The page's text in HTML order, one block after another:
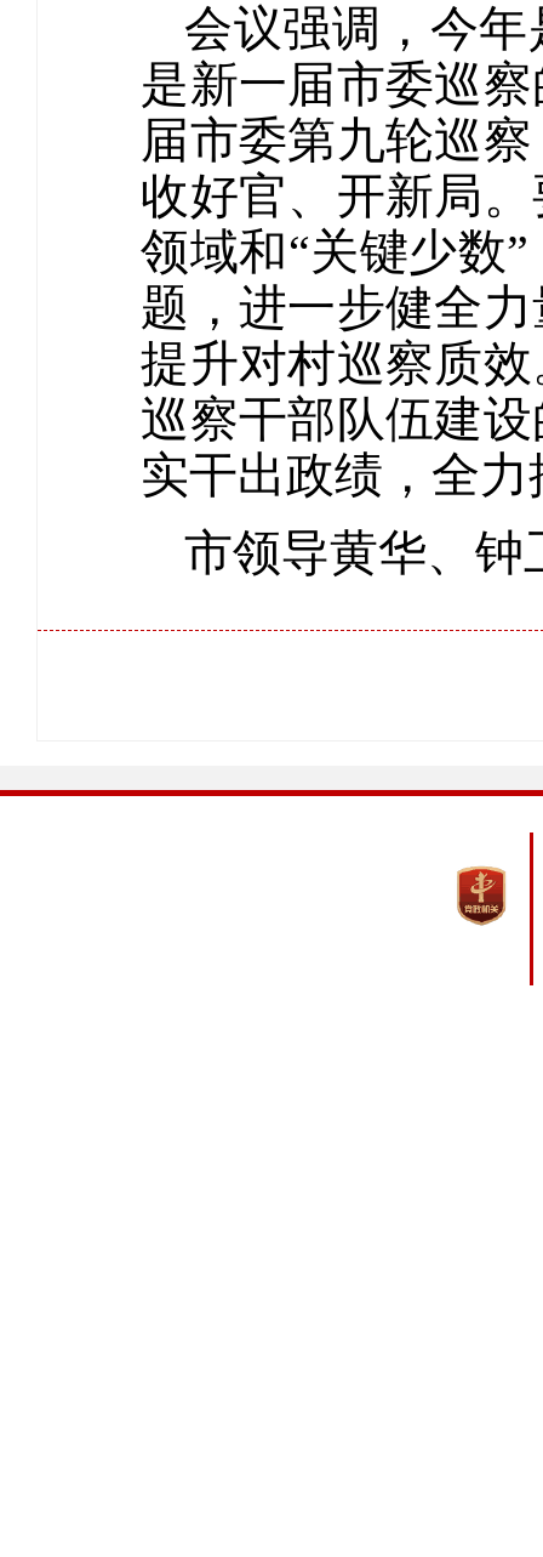
会议强调，今
是新一届市委巡
届市委第九轮巡
收好官、开新局
领域和“关键少数
题，进一步健全
提升对村巡察质
巡察干部队伍建
实干出政绩，全
市领导黄华、钟